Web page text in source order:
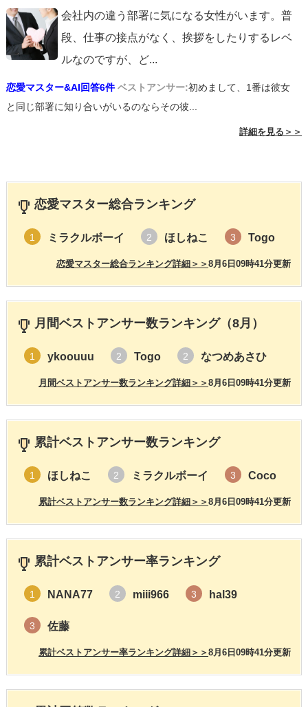
会社内の違う部署に気になる女性がいます。普
段、仕事の接点がなく、挨拶をしたりするレベ
ルなのですが、ど...
恋愛マスター&AI回答6件 ベストアンサー:初めまして、1番は彼女
と同じ部署に知り合いがいるのならその彼...
詳細を見る＞＞
恋愛マスター総合ランキング
1 ミラクルボーイ 2 ほしねこ 3 Togo
8月6日09時41分更新
恋愛マスター総合ランキング詳細＞＞
月間ベストアンサー数ランキング（8月）
1 ykoouuu 2 Togo 2 なつめあさひ
8月6日09時41分更新
月間ベストアンサー数ランキング詳細＞＞
累計ベストアンサー数ランキング
1 ほしねこ 2 ミラクルボーイ 3 Coco
8月6日09時41分更新
累計ベストアンサー数ランキング詳細＞＞
累計ベストアンサー率ランキング
1 NANA77 2 miii966 3 hal39
3 佐藤
8月6日09時41分更新
累計ベストアンサー率ランキング詳細＞＞